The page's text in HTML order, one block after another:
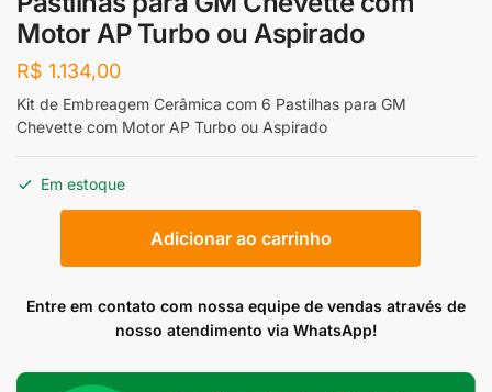
Motor AP Turbo ou Aspirado
R$ 1.134,00
Kit de Embreagem Cerâmica com 6 Pastilhas para GM
Chevette com Motor AP Turbo ou Aspirado
Em estoque
Cerâmica
Pastilhas
Adicionar ao carrinho
Entre em contato com nossa equipe de vendas através de
nosso atendimento via WhatsApp!